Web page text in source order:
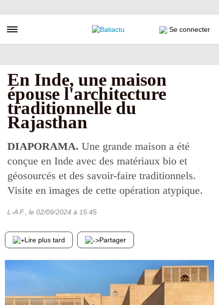
au
principal
Toggle navigation Se connecter
En Inde, une maison
épouse l'architecture
traditionnelle du
Rajasthan
DIAPORAMA. Une grande maison a été
conçue en Inde avec des matériaux bio et
géosourcés et des savoir-faire traditionnels.
Visite en images de cette opération atypique.
L-A F. , le 02/09/2024 à 15:45
Lire plus tard Partager